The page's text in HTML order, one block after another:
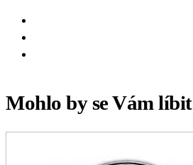
Mohlo by se Vám líbit